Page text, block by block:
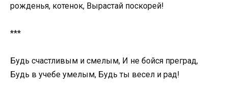
рожденья, котенок, Вырастай поскорей!
***
Будь счастливым и смелым, И не бойся преград,
Будь в учебе умелым, Будь ты весел и рад!